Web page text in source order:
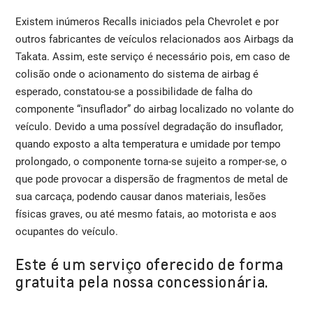
Existem inúmeros Recalls iniciados pela Chevrolet e por
outros fabricantes de veículos relacionados aos Airbags da
Takata. Assim, este serviço é necessário pois, em caso de
colisão onde o acionamento do sistema de airbag é
esperado, constatou-se a possibilidade de falha do
componente “insuflador” do airbag localizado no volante do
veículo. Devido a uma possível degradação do insuflador,
quando exposto a alta temperatura e umidade por tempo
prolongado, o componente torna-se sujeito a romper-se, o
que pode provocar a dispersão de fragmentos de metal de
sua carcaça, podendo causar danos materiais, lesões
físicas graves, ou até mesmo fatais, ao motorista e aos
ocupantes do veículo.
Este é um serviço oferecido de forma
gratuita pela nossa concessionária.